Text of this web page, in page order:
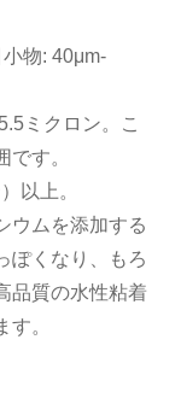
物: 40μm-
ミクロン。こ
す。
以上。
ウムを添加する
ぽくなり、もろ
品質の水性粘着
。